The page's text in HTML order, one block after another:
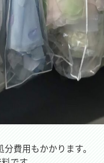
費用もかかります。